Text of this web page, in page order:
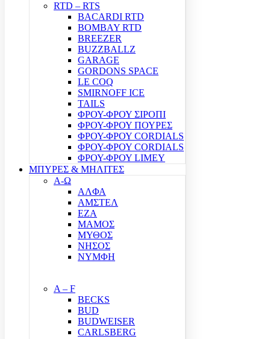
RTD – RTS
BACARDI RTD
BOMBAY RTD
BREEZER
BUZZBALLZ
GARAGE
GORDONS SPACE
LE COQ
SMIRNOFF ICE
TAILS
ΦΡΟΥ-ΦΡΟΥ ΣΙΡΟΠΙ
ΦΡΟΥ-ΦΡΟΥ ΠΟΥΡΕΣ
ΦΡΟΥ-ΦΡΟΥ CORDIALS
ΦΡΟΥ-ΦΡΟΥ CORDIALS
ΦΡΟΥ-ΦΡΟΥ LIMEY
ΜΠΥΡΕΣ & ΜΗΛΙΤΕΣ
Α-Ω
ΑΛΦΑ
ΑΜΣΤΕΛ
ΕΖΑ
ΜΑΜΟΣ
ΜΥΘΟΣ
ΝΗΣΟΣ
ΝΥΜΦΗ
A – F
BECKS
BUD
BUDWEISER
CARLSBERG